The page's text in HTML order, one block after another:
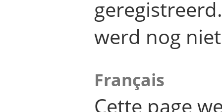
werd nog
Français
Cette page